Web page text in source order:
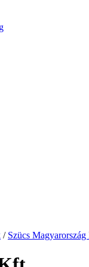
/ Szücs